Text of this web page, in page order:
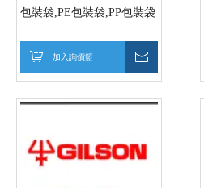
包裝袋,PE包裝袋,PP包裝袋
加入詢價籃